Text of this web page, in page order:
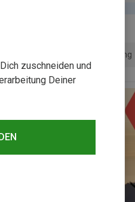
Sortierung
zuschneiden und
Deiner